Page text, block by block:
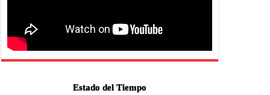
Estado del Tiempo